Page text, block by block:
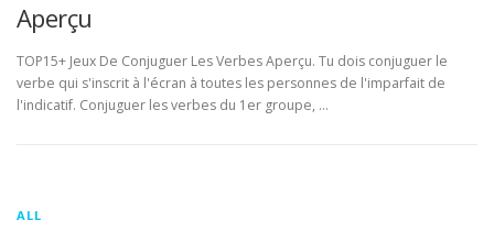
Aperçu
TOP15+ Jeux De Conjuguer Les Verbes Aperçu. Tu dois conjuguer le
verbe qui s'inscrit à l'écran à toutes les personnes de l'imparfait de
l'indicatif. Conjuguer les verbes du 1er groupe, …
ALL